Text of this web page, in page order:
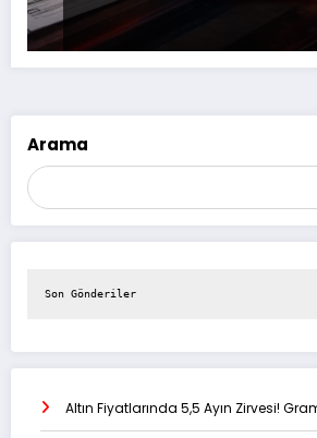
Arama
Son Gönderiler
Altın Fiyatlarında 5,5 Ayın Zirvesi!